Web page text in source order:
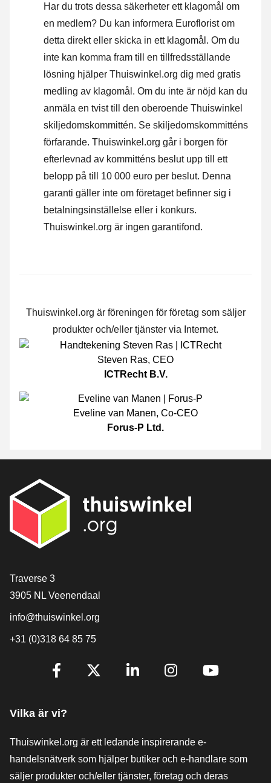
Har du trots dessa säkerheter ett klagomål om
en medlem? Du kan informera Euroflorist om
detta direkt eller skicka in ett klagomål . Om du
inte kan komma fram till en tillfredsställande
lösning hjälper Thuiswinkel.org dig med gratis
medling av klagomål. Om du inte är nöjd kan du
anmäla en tvist till den oberoende Thuiswinkel
skiljedomskommittén. Se skiljedomskommitténs
förfarande. Thuiswinkel.org går i borgen för
efterlevnad av kommitténs beslut upp till ett
belopp på till 10 000 euro per beslut. Denna
garanti gäller inte om företaget befinner sig i
betalningsinställelse eller i konkurs.
Thuiswinkel.org är ingen garantifond.
Thuiswinkel.org är föreningen för företag som säljer
produkter och/eller tjänster via Internet.
Steven Ras, CEO
ICTRecht B.V.
Eveline van Manen, Co-CEO
Forus-P Ltd.
[_General:Contact]
Traverse 3
3905 NL Veenendaal
info@thuiswinkel.org
+31 (0)318 64 85 75
[_General:SocialMediaTitle]
Vilka är vi?
Thuiswinkel.org är ett ledande inspirerande e-
handelsnätverk som hjälper butiker och e-handlare som
säljer produkter och/eller tjänster, företag och deras